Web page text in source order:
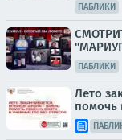
ПАБЛИКИ
ПАБЛИКИ
Лето
помочь